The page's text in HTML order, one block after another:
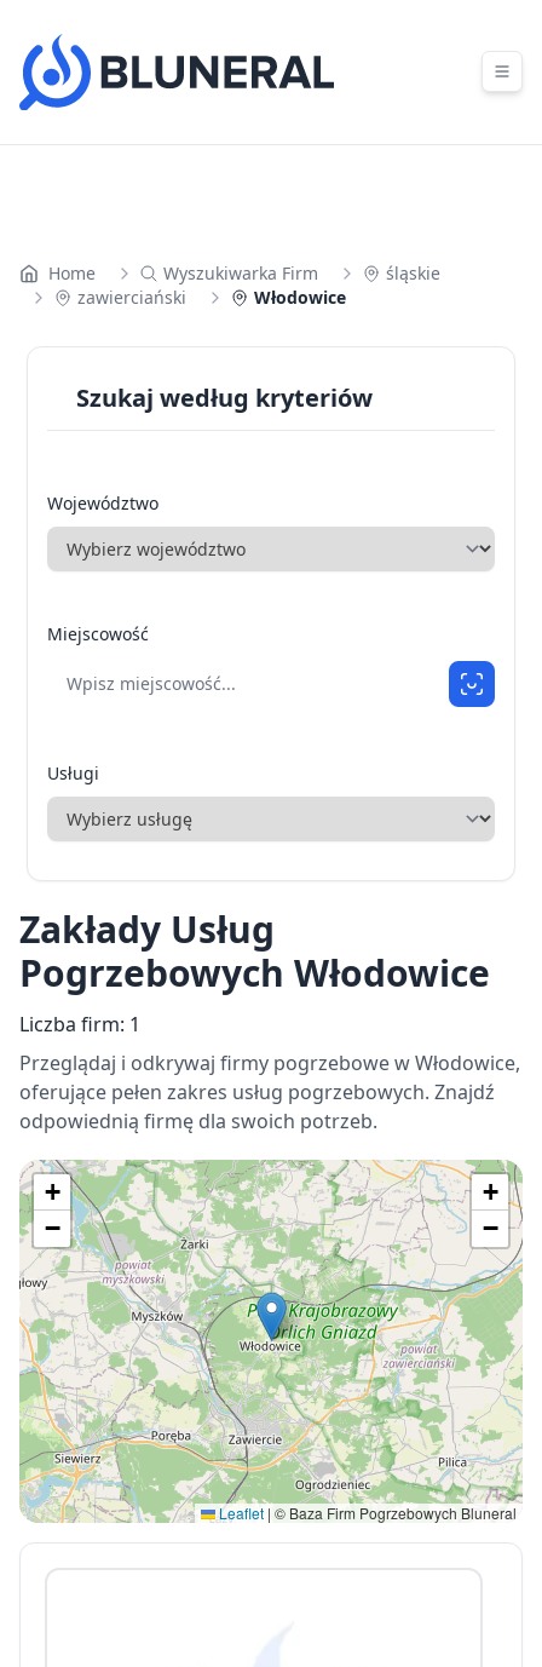
Home Wyszukiwarka Firm
śląskie
zawierciański
Włodowice
Szukaj według kryteriów
Województwo
Miejscowość
Usługi
Zakłady Usług
Pogrzebowych Włodowice
Liczba firm: 1
Przeglądaj i odkrywaj firmy pogrzebowe w Włodowice,
oferujące pełen zakres usług pogrzebowych. Znajdź
odpowiednią firmę dla swoich potrzeb.
+
−
+
−
Leaflet | © Baza Firm Pogrzebowych Bluneral